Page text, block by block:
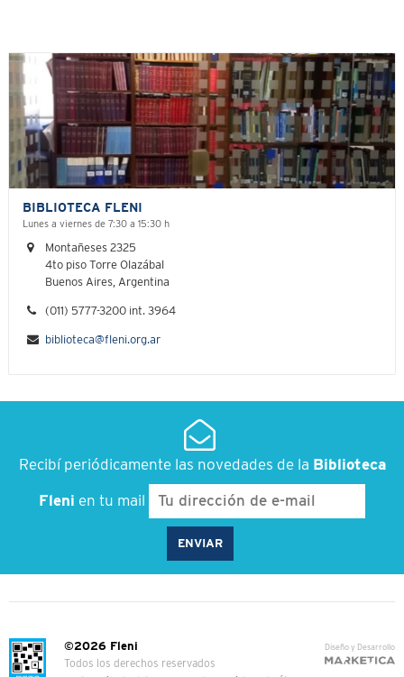
BIBLIOTECA FLENI
Lunes a viernes de 7:30 a 15:30 h
Montañeses 2325
4to piso Torre Olazábal
Buenos Aires, Argentina
(011) 5777-3200 int. 3964
biblioteca@fleni.org.ar
Recibí periódicamente las novedades de la Biblioteca
Fleni en tu mail
Diseño y Desarrollo
©2026 Fleni
Todos los derechos reservados